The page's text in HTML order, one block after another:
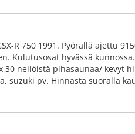
R 750 1991. Pyörällä ajettu
Kulutusosat hyvässä
30 neliöistä pihasaunaa/ kevyt
suzuki pv. Hinnasta suoralla